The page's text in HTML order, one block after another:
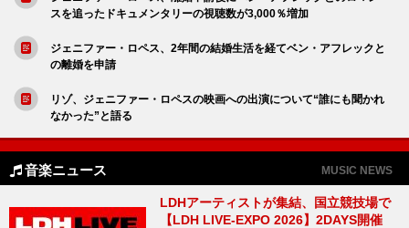
スを追ったドキュメンタリーの視聴数が3,000％増加
ジェニファー・ロペス、2年間の結婚生活を経てベン・アフレックと
の離婚を申請
リゾ、ジェニファー・ロペスの映画への出演について“誰にも聞かれ
なかった”と語る
音楽ニュース MUSIC NEWS
LDHアーティストが集結、国立競技場で
【LDH LIVE-EXPO 2026】2DAYS開催